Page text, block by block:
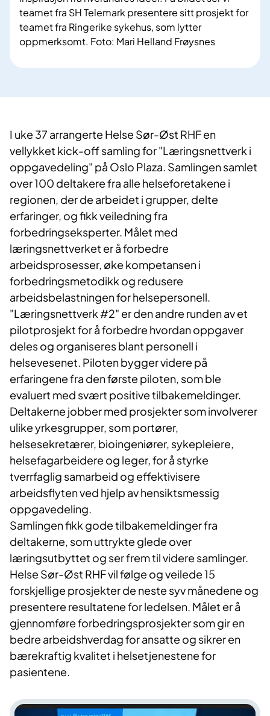
teamet fra SH Telemark presentere sitt prosjekt for
teamet fra Ringerike sykehus, som lytter
oppmerksomt. Foto: Mari Helland Frøysnes
I uke 37 arrangerte Helse Sør-Øst RHF en
vellykket kick-off samling for "Læringsnettverk i
oppgavedeling" på Oslo Plaza. Samlingen samlet
over 100 deltakere fra alle helseforetakene i
regionen, der de arbeidet i grupper, delte
erfaringer, og fikk veiledning fra
forbedringseksperter. Målet med
læringsnettverket er å forbedre
arbeidsprosesser, øke kompetansen i
forbedringsmetodikk og redusere
arbeidsbelastningen for helsepersonell.
"Læringsnettverk #2" er den andre runden av et
pilotprosjekt for å forbedre hvordan oppgaver
deles og organiseres blant personell i
helsevesenet. Piloten bygger videre på
erfaringene fra den første piloten, som ble
evaluert med svært positive tilbakemeldinger.
Deltakerne jobber med prosjekter som involverer
ulike yrkesgrupper, som portører,
helsesekretærer, bioingeniører, sykepleiere,
helsefagarbeidere og leger, for å styrke
tverrfaglig samarbeid og effektivisere
arbeidsflyten ved hjelp av hensiktsmessig
oppgavedeling.
Samlingen fikk gode tilbakemeldinger fra
deltakerne, som uttrykte glede over
læringsutbyttet og ser frem til videre samlinger.
Helse Sør-Øst RHF vil følge og veilede 15
forskjellige prosjekter de neste syv månedene og
presentere resultatene for ledelsen. Målet er å
gjennomføre forbedringsprosjekter som gir en
bedre arbeidshverdag for ansatte og sikrer en
bærekraftig kvalitet i helsetjenestene for
pasientene.